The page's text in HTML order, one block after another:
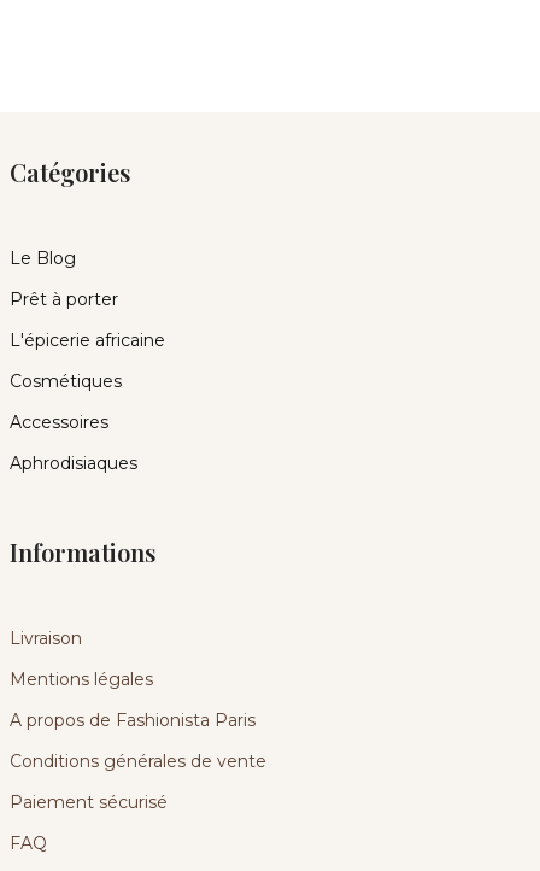
Catégories
Le Blog
Prêt à porter
L'épicerie africaine
Cosmétiques
Accessoires
Aphrodisiaques
Informations
Livraison
Mentions légales
A propos de Fashionista Paris
Conditions générales de vente
Paiement sécurisé
FAQ